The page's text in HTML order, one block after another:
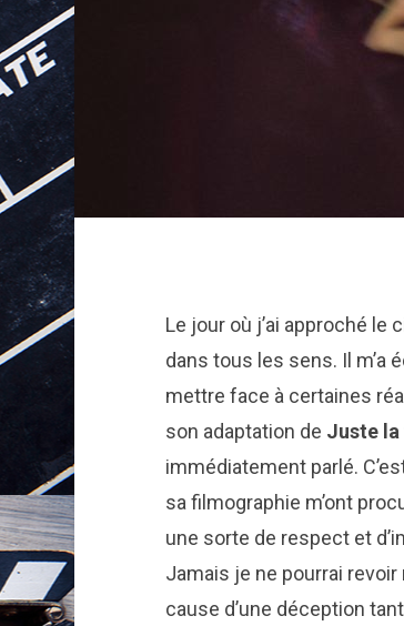
Le jour où j’ai approché le
dans tous les sens. Il m’a
mettre face à certaines
son adaptation de Juste la
immédiatement parlé.
sa filmographie m’ont
une sorte de respect et
Jamais je ne pourrai revoir
cause d’une déception